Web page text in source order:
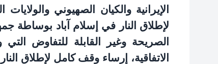
الإيرانية والكيان الصهيوني
لإطلاق النار في إسلام آباد بوساطة
الصريحة وغير القابلة للتفاوض التي
الاتفاقية، إرساء وقف كامل لإطلاق